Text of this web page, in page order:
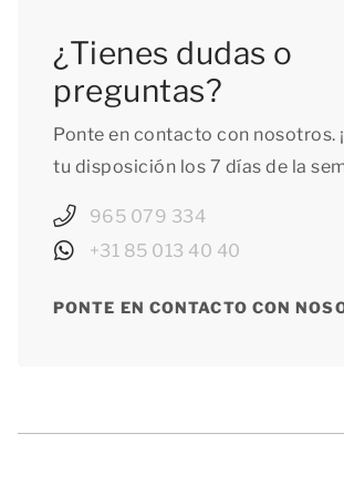
¿Tienes dudas o
preguntas?
Ponte en contacto con nosotros.
tu disposición los 7 días de la
965 079 334
+31 85 013 40 40
PONTE EN CONTACTO CON